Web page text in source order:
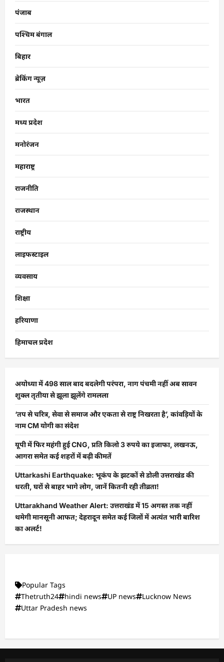
पंजाब
पश्चिम बंगाल
बिहार
ब्रेकिंग न्यूज़
भारत
मध्य प्रदेश
मनोरंजन
महाराष्ट्र
राजनीति
राजस्थान
राष्ट्रीय
लाइफस्टाइल
व्यवसाय
शिक्षा
हरियाणा
हिमाचल प्रदेश
अयोध्या में 498 साल बाद बदलेगी परंपरा, नाग पंचमी नहीं अब सावन
शुक्ल तृतीया से झूला झूलेंगे रामलला
‘तप से चरित्र, सेवा से समाज और एकता से राष्ट्र निखरता है’, कांवड़ियों के
नाम CM योगी का संदेश
यूपी में फिर महंगी हुई CNG, प्रति किलो 3 रुपये का इजाफा, लखनऊ,
आगरा समेत कई शहरों में बढ़ी कीमतें
Uttarkashi Earthquake: भूकंप के झटकों से डोली उत्तराखंड की
धरती, घरों से बाहर भागे लोग, जानें कितनी रही तीव्रता!
Uttarakhand Weather Alert: उत्तराखंड में 15 अगस्त तक नहीं
थमेगी मानसूनी आफत; देहरादून समेत कई जिलों में अत्यंत भारी बारिश
का अलर्ट!
Popular Tags
Thetruth24
hindi news UP news
Lucknow News
Uttar Pradesh news